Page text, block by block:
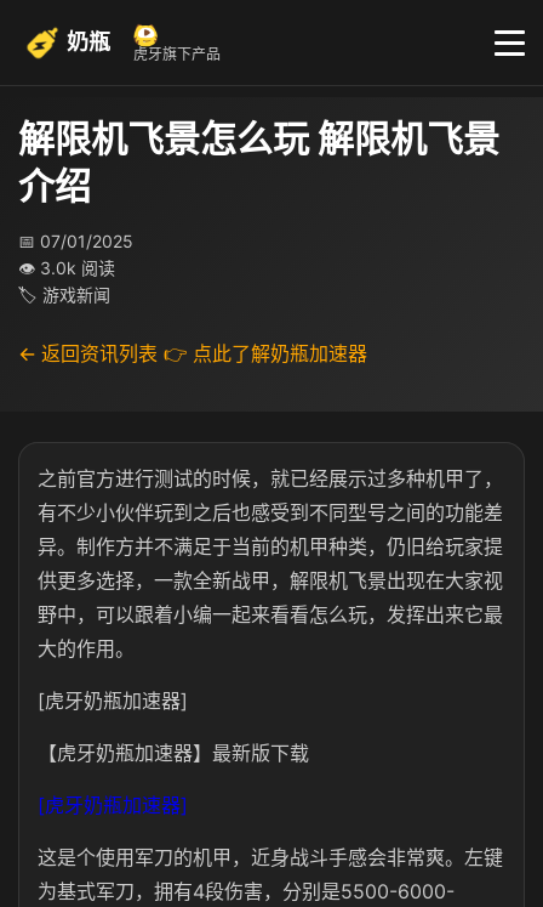
奶瓶 虎牙旗下产品
解限机飞景怎么玩 解限机飞景
介绍
📅 07/01/2025
👁 3.0k 阅读
🏷 游戏新闻
← 返回资讯列表 👉 点此了解奶瓶加速器
之前官方进行测试的时候，就已经展示过多种机甲了，
有不少小伙伴玩到之后也感受到不同型号之间的功能差
异。制作方并不满足于当前的机甲种类，仍旧给玩家提
供更多选择，一款全新战甲，解限机飞景出现在大家视
野中，可以跟着小编一起来看看怎么玩，发挥出来它最
大的作用。
[虎牙奶瓶加速器]
【虎牙奶瓶加速器】最新版下载
[虎牙奶瓶加速器]
这是个使用军刀的机甲，近身战斗手感会非常爽。左键
为基式军刀，拥有4段伤害，分别是5500-6000-